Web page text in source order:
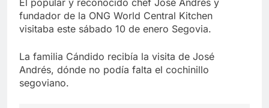
fundador de la ONG World Central Kitchen
visitaba este sábado 10 de enero Segovia.
La familia Cándido recibía la visita de José
Andrés, dónde no podía falta el cochinillo
segoviano.